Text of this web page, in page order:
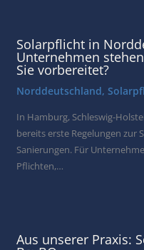
Solarpflicht in
Unternehmen
Sie vorbereitet?
Norddeutschland,
In Hamburg, Schleswig-
bereits erste Regelungen
Sanierungen. Für
Pflichten,…
Aus unserer Praxis: